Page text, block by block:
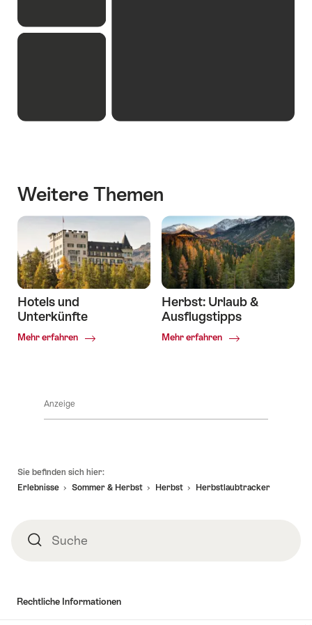
Weitere Themen
Hotels und
Unterkünfte
Mehr erfahren
Common.Of
Herbst: Urlaub &
Ausflugstipps
Mehr erfahren
Common.Of
Anzeige
Sie befinden sich hier:
Erlebnisse
Sommer & Herbst Herbst Herbstlaubtracker
SucheSuche
Rechtliche Informationen